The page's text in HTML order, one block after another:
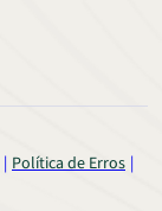
Política de Erros